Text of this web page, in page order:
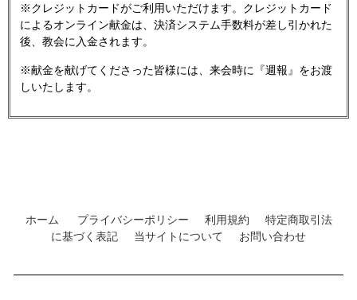
※クレジットカードがご利用いただけます。クレジットカード
によるオンライン献金は、決済システム手数料が差し引かれた
後、教会に入金されます。
※献金を献げてくださった皆様には、来会時に『週報』をお渡
しいたします。
ホーム プライバシーポリシー 利用規約
特定商取引法
に基づく表記
当サイトについて お問い合わせ